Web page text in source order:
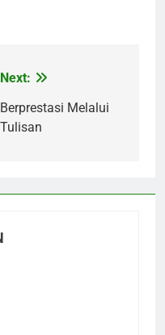
Next:
Berprestasi Melalui
Tulisan